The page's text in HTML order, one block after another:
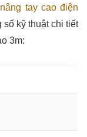
tay cao điện
kỹ thuật chi tiết
3m: